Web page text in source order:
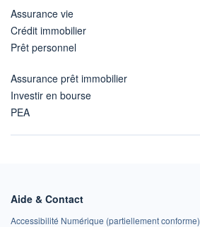
Assurance vie
Crédit immobilier
Prêt personnel
Assurance prêt immobilier
Investir en bourse
PEA
Aide & Contact
Accessibilité Numérique (partiellement conforme)